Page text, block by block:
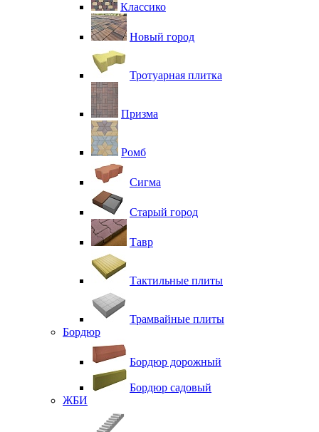
Классико
Новый город
Тротуарная плитка
Призма
Ромб
Сигма
Старый город
Тавр
Тактильные плиты
Трамвайные плиты
Бордюр
Бордюр дорожный
Бордюр садовый
ЖБИ